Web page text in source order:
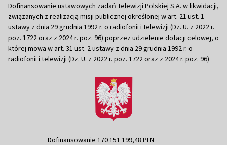
Dofinansowanie ustawowych zadań Telewizji Polskiej S.A. w likwidacji,
związanych z realizacją misji publicznej określonej w art. 21 ust. 1
ustawy z dnia 29 grudnia 1992 r. o radiofonii i telewizji (Dz. U. z 2022 r.
poz. 1722 oraz z 2024 r. poz. 96) poprzez udzielenie dotacji celowej, o
której mowa w art. 31 ust. 2 ustawy z dnia 29 grudnia 1992 r. o
radiofonii i telewizji (Dz. U. z 2022 r. poz. 1722 oraz z 2024 r. poz. 96)
Dofinansowanie 170 151 199,48 PLN